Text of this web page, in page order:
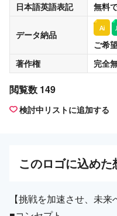
日本語英語表記
無料
データ納品
ご希
著作権
完全
閲覧数 149
検討中リストに追加する
このロゴに込めた
【挑戦を加速させ、未来